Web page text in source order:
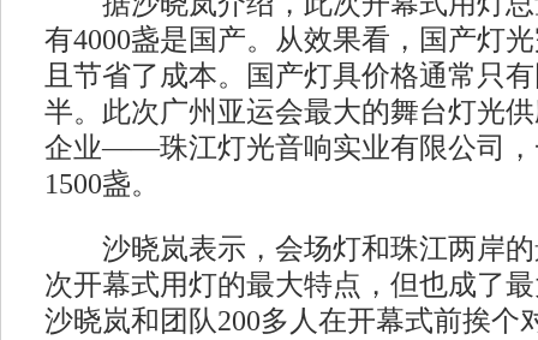
有4000盏是国产。从效果看，国产灯
且节省了成本。国产灯具价格通常只
半。此次广州亚运会最大的舞台灯光
企业——珠江灯光音响实业有限公司，
1500盏。
沙晓岚表示，会场灯和珠江两岸的
次开幕式用灯的最大特点，但也成了
沙晓岚和团队200多人在开幕式前挨个